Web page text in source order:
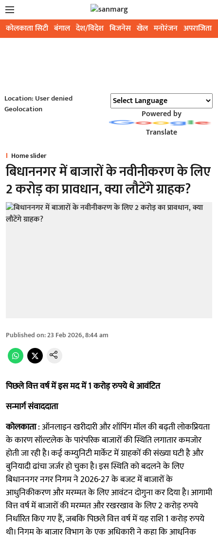
कोलकाता सिटी बंगाल देश/विदेश बिजनेस खेल मनोरंजन अपराजिता
Location: User denied
Geolocation
Powered by
Translate
Home slider
बिधाननगर में बाजारों के नवीनीकरण के लिए
2 करोड़ का प्रावधान, क्या लौटेंगे ग्राहक?
Published on:23 Feb 2026, 8:44 am
पिछले वित्त वर्ष में इस मद में 1 करोड़ रुपये थे आवंटित
सन्मार्ग संवाददाता
कोलकाता: ऑनलाइन खरीदारी और शॉपिंग मॉल की बढ़ती लोकप्रियता
के कारण सॉल्टलेक के पारंपरिक बाजारों की स्थिति लगातार कमजोर
होती जा रही है। कई कम्युनिटी मार्केट में ग्राहकों की संख्या घटी है और
बुनियादी ढांचा जर्जर हो चुका है। इस स्थिति को बदलने के लिए
बिधाननगर नगर निगम ने 2026-27 के बजट में बाजारों के
आधुनिकीकरण और मरम्मत के लिए आवंटन दोगुना कर दिया है। आगामी
वित्त वर्ष में बाजारों की मरम्मत और रखरखाव के लिए 2 करोड़ रुपये
निर्धारित किए गए हैं, जबकि पिछले वित्त वर्ष में यह राशि 1 करोड़ रुपये
थी। निगम के बाजार विभाग के एक अधिकारी ने कहा कि आधुनिक